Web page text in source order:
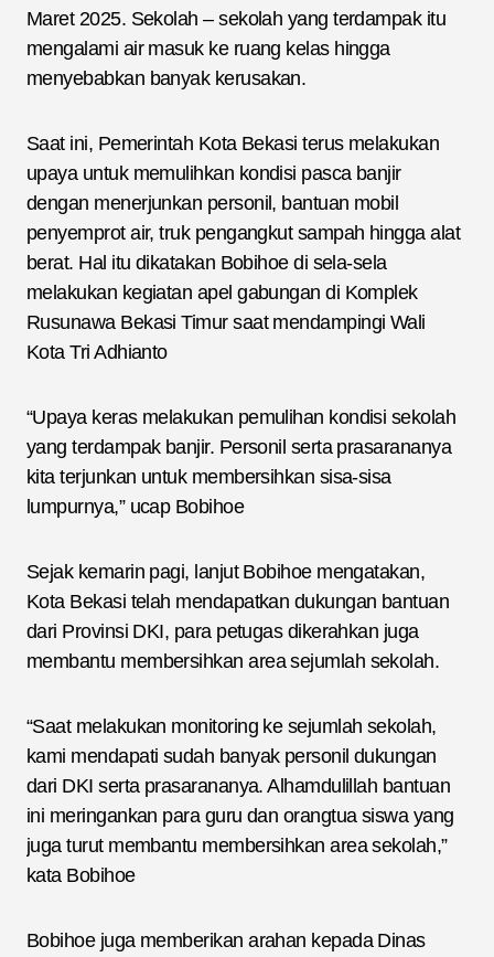
Maret 2025. Sekolah – sekolah yang terdampak itu
mengalami air masuk ke ruang kelas hingga
menyebabkan banyak kerusakan.
Saat ini, Pemerintah Kota Bekasi terus melakukan
upaya untuk memulihkan kondisi pasca banjir
dengan menerjunkan personil, bantuan mobil
penyemprot air, truk pengangkut sampah hingga alat
berat. Hal itu dikatakan Bobihoe di sela-sela
melakukan kegiatan apel gabungan di Komplek
Rusunawa Bekasi Timur saat mendampingi Wali
Kota Tri Adhianto
“Upaya keras melakukan pemulihan kondisi sekolah
yang terdampak banjir. Personil serta prasarananya
kita terjunkan untuk membersihkan sisa-sisa
lumpurnya,” ucap Bobihoe
Sejak kemarin pagi, lanjut Bobihoe mengatakan,
Kota Bekasi telah mendapatkan dukungan bantuan
dari Provinsi DKI, para petugas dikerahkan juga
membantu membersihkan area sejumlah sekolah.
“Saat melakukan monitoring ke sejumlah sekolah,
kami mendapati sudah banyak personil dukungan
dari DKI serta prasarananya. Alhamdulillah bantuan
ini meringankan para guru dan orangtua siswa yang
juga turut membantu membersihkan area sekolah,”
kata Bobihoe
Bobihoe juga memberikan arahan kepada Dinas